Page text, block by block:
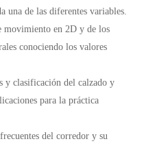
una de las diferentes variables.
movimiento en 2D y de los
conociendo los valores
y clasificación del calzado y
para la práctica
del corredor y su